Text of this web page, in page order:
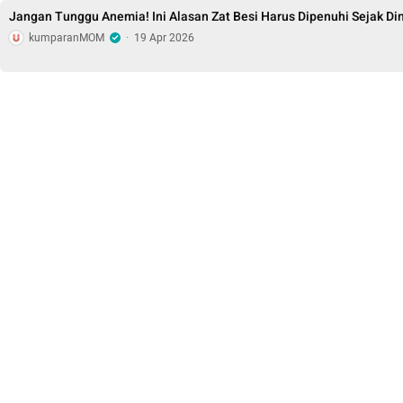
Jangan Tunggu Anemia! Ini Alasan Zat Besi Harus Dipenuhi Sejak
kumparanMOM · 19 Apr 2026